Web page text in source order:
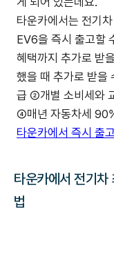
타운카에서는 전기
EV6을 즉시 출고할
혜택까지 추가로 받
했을 때 추가로 받
급 ②개별 소비세와
④매년 자동차세
타운카에서 즉시 출
타운카에서 전기차
법